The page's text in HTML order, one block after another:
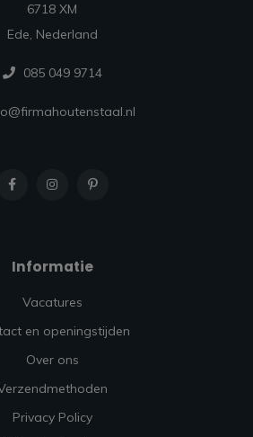
6718 XM
Ede, Nederland
085 049 9714
Informatie
Vacatures
en openingstijden
Over ons
Privacy Policy